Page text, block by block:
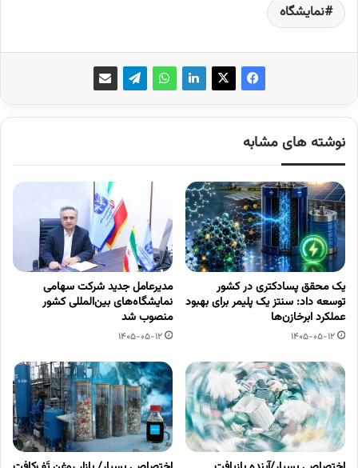
نمایشگاه
نوشته های مشابه
یک محقق پسادکتری در کشور
توسعه داد: سنتز یک پلیمر برای بهبود
عملکرد ابرخازن‌ها
1405-05-12
مدیرعامل جدید شرکت سهامی
نمایشگاه‌های بین‌المللی کشور
منصوب شد
1405-05-12